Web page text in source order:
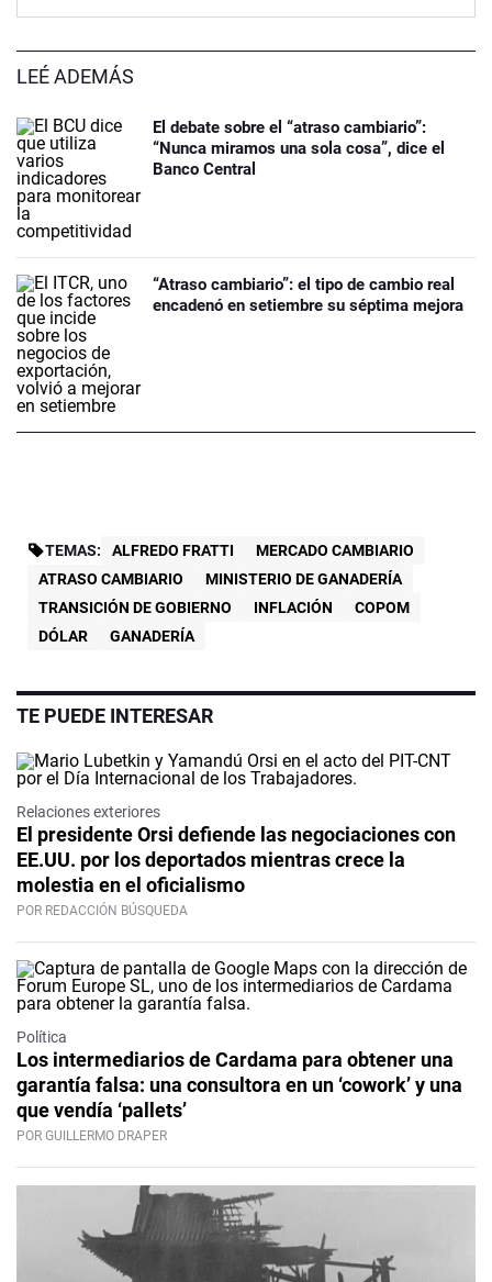
LEÉ ADEMÁS
El debate sobre el “atraso cambiario”:
“Nunca miramos una sola cosa”, dice el
Banco Central
“Atraso cambiario”: el tipo de cambio real
encadenó en setiembre su séptima mejora
TEMAS: ALFREDO FRATTI
MERCADO CAMBIARIO
ATRASO CAMBIARIO
MINISTERIO DE GANADERÍA
TRANSICIÓN DE GOBIERNO
INFLACIÓN
COPOM
DÓLAR
GANADERÍA
TE PUEDE INTERESAR
Relaciones exteriores
El presidente Orsi defiende las negociaciones con
EE.UU. por los deportados mientras crece la
molestia en el oficialismo
POR REDACCIÓN BÚSQUEDA
Política
Los intermediarios de Cardama para obtener una
garantía falsa: una consultora en un ‘cowork’ y una
que vendía ‘pallets’
POR GUILLERMO DRAPER